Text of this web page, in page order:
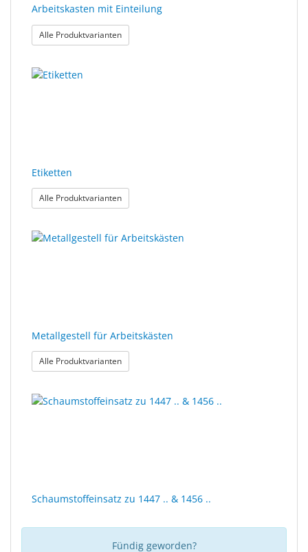
Arbeitskasten mit Einteilung
Alle Produktvarianten: Arbeitskasten mit Einteilung
Etiketten
Alle Produktvarianten: Etiketten
Metallgestell für Arbeitskästen
Alle Produktvarianten: Metallgestell für Arbeitskästen
Schaumstoffeinsatz zu 1447 .. & 1456 ..
Fündig geworden?